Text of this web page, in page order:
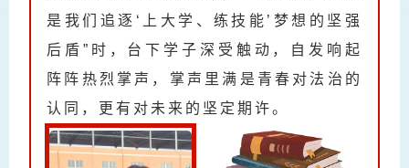
是我们追逐‘上大学、练技能’梦想的坚强
后盾”时，台下学子深受触动，自发响起
阵阵热烈掌声，掌声里满是青春对法治的
认同，更有对未来的坚定期许。